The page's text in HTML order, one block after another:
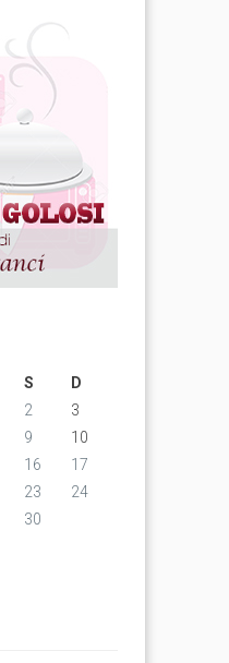
S
D
2
3
9
10
16
17
23
24
30